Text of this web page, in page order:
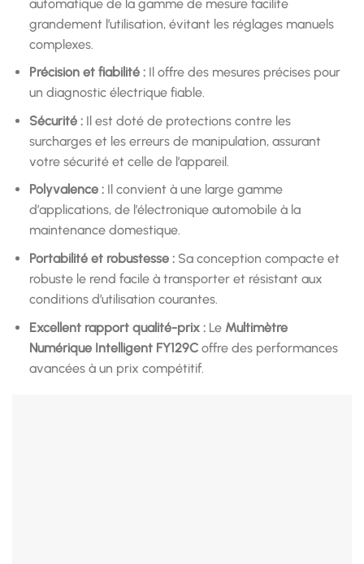
automatique de la gamme de mesure facilite
grandement l’utilisation, évitant les réglages manuels
complexes.
Précision et fiabilité :Il offre des mesures précises pour
un diagnostic électrique fiable.
Sécurité :Il est doté de protections contre les
surcharges et les erreurs de manipulation, assurant
votre sécurité et celle de l’appareil.
Polyvalence :Il convient à une large gamme
d’applications, de l’électronique automobile à la
maintenance domestique.
Portabilité et robustesse :Sa conception compacte et
robuste le rend facile à transporter et résistant aux
conditions d’utilisation courantes.
Excellent rapport qualité-prix :Le Multimètre
Numérique Intelligent FY129Coffre des performances
avancées à un prix compétitif.